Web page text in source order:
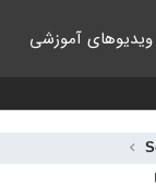
ویدیوهای آموزشی